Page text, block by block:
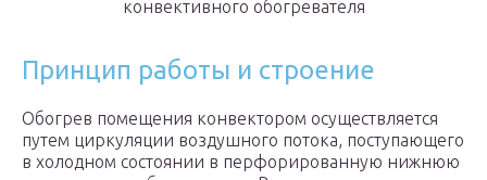
конвективного обогревателя
Принцип работы и строение
Обогрев помещения конвектором осуществляется
путем циркуляции воздушного потока, поступающего
в холодном состоянии в перфорированную нижнюю